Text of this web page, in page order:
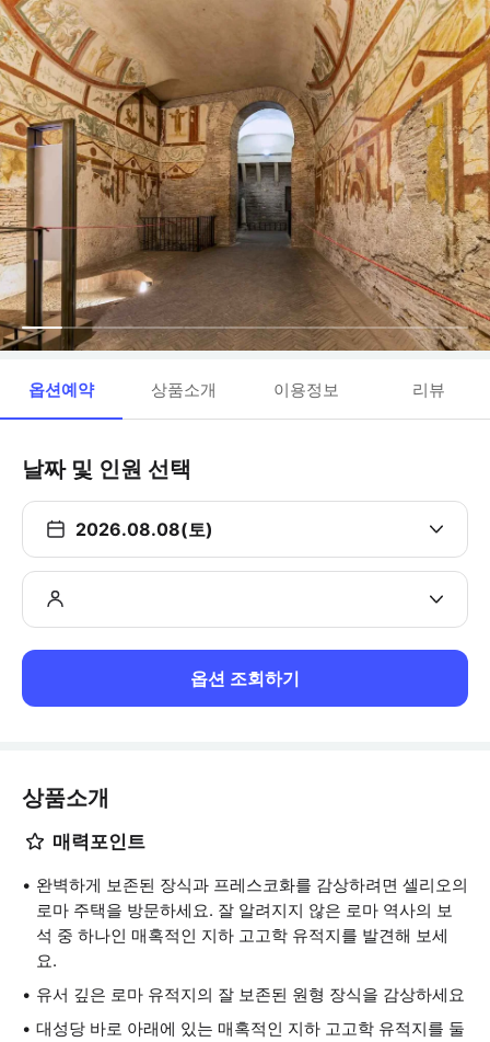
옵션예약 상품소개 이용정보 리뷰
날짜 및 인원 선택
2026.08.08(토)
옵션 조회하기
상품소개
매력포인트
완벽하게 보존된 장식과 프레스코화를 감상하려면 셀리오의
로마 주택을 방문하세요. 잘 알려지지 않은 로마 역사의 보
석 중 하나인 매혹적인 지하 고고학 유적지를 발견해 보세
요.
유서 깊은 로마 유적지의 잘 보존된 원형 장식을 감상하세요
대성당 바로 아래에 있는 매혹적인 지하 고고학 유적지를 둘